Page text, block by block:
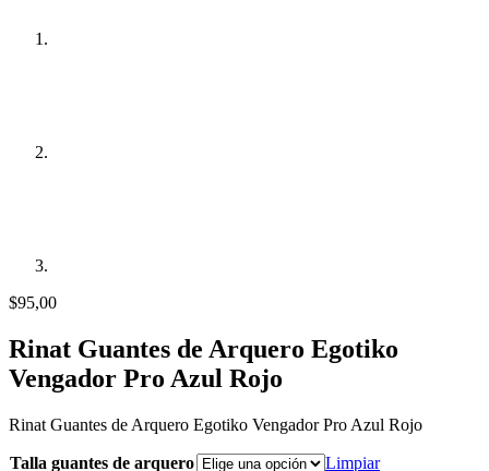
$95,00
Rinat Guantes de Arquero Egotiko
Vengador Pro Azul Rojo
Rinat Guantes de Arquero Egotiko Vengador Pro Azul Rojo
Talla guantes de arquero Limpiar